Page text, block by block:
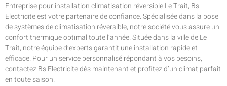
Entreprise pour installation climatisation réversible Le Trait, Bs
Electricite est votre partenaire de confiance. Spécialisée dans la pose
de systèmes de climatisation réversible, notre société vous assure un
confort thermique optimal toute l’année. Située dans la ville de Le
Trait, notre équipe d’experts garantit une installation rapide et
efficace. Pour un service personnalisé répondant à vos besoins,
contactez Bs Electricite dès maintenant et profitez d’un climat parfait
en toute saison.